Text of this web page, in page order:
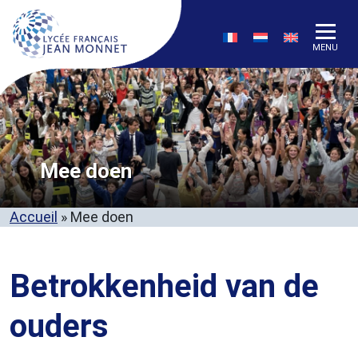
MENU
Mee doen
Accueil » Mee doen
Betrokkenheid van de
ouders